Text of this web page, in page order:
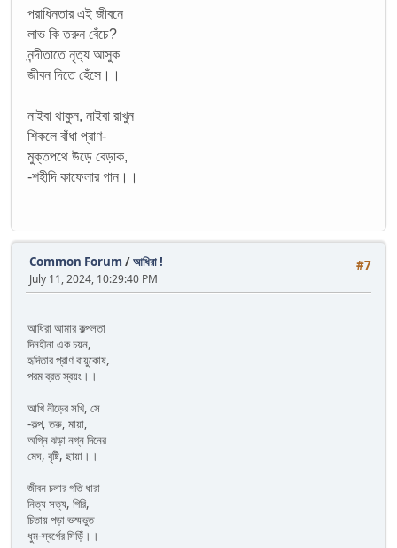
পরাধিনতার এই জীবনে
লাভ কি তরুন বেঁচে?
নন্দীতাতে নৃত্য আসুক
জীবন দিতে হেঁসে।।
নাইবা থাকুন, নাইবা রাখুন
শিকলে বাঁধা প্রাণ-
মুক্তপথে উড়ে বেড়াক,
-শহীদি কাফেলার গান।।
#7
Common Forum /আধিরা !
July 11, 2024, 10:29:40 PM
আধিরা আমার কল্পলতা
দিনহীনা এক চয়ন,
হৃদিতার প্রাণ বায়ুকোষ,
পরম ব্রত স্বয়ং।।
আখি নীড়ের সখি, সে
-কল্প, তরু, মায়া,
অগ্নি ঝড়া নগ্ন দিনের
মেঘ, বৃষ্টি, ছায়া।।
জীবন চলার গতি ধারা
নিত্য সত্য, গিরি,
চিতায় পড়া ভস্মভুত
ধুম-স্বর্গের সিড়িঁ।।